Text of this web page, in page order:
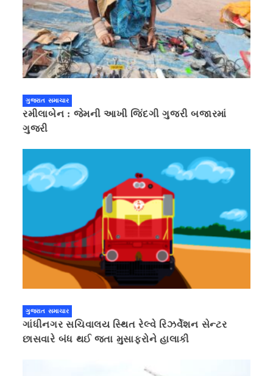
ગુજરાત સમાચાર
રમીલાબેન : જેમની આખી જિંદગી ગુજરી બજારમાં
ગુજરી
ગુજરાત સમાચાર
ગાંધીનગર સચિવાલય સ્થિત રેલ્વે રિઝર્વેશન સેન્ટર
છાસવારે બંધ થઈ જતા મુસાફરોને હાલાકી